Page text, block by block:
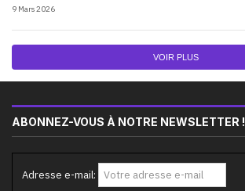
9 Mars 2026
VOIR PLUS
ABONNEZ-VOUS À NOTRE NEWSLETTER !
Adresse e-mail: